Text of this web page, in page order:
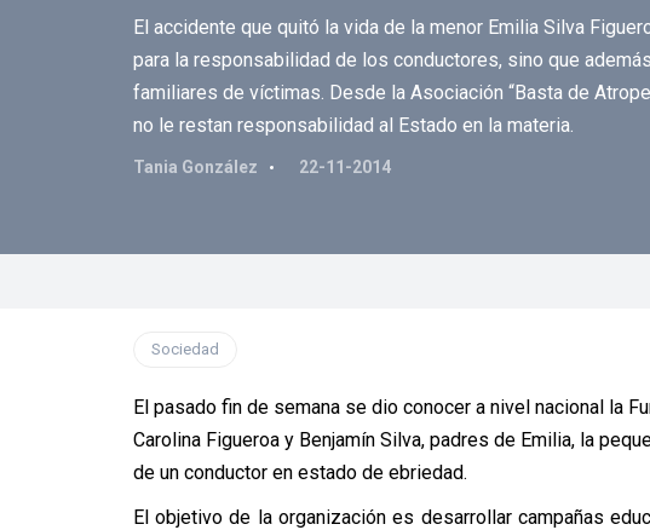
El accidente que quitó la vida de la menor Emilia Silva
para la responsabilidad de los conductores, sino que
familiares de víctimas. Desde la Asociación “Basta de
no le restan responsabilidad al Estado en la materia.
Tania González 22-11-2014
Sociedad
El pasado fin de semana se dio conocer a nivel nacional la
Carolina Figueroa y Benjamín Silva, padres de Emilia, la
de un conductor en estado de ebriedad.
El objetivo de la organización es desarrollar campañas